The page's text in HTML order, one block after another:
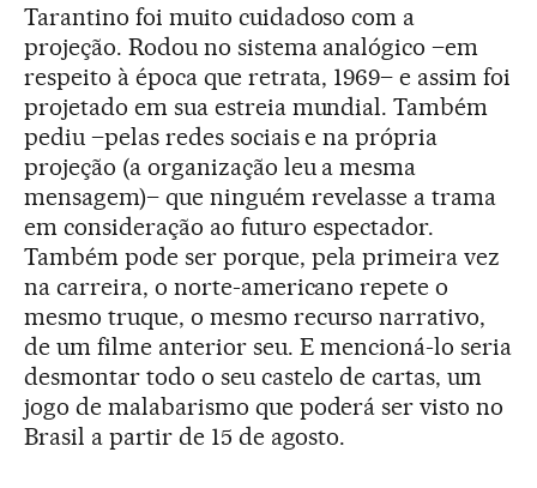
Tarantino foi muito cuidadoso com a
projeção. Rodou no sistema analógico –em
respeito à época que retrata, 1969– e assim foi
projetado em sua estreia mundial. Também
pediu –pelas redes sociais e na própria
projeção (a organização leu a mesma
mensagem)– que ninguém revelasse a trama
em consideração ao futuro espectador.
Também pode ser porque, pela primeira vez
na carreira, o norte-americano repete o
mesmo truque, o mesmo recurso narrativo,
de um filme anterior seu. E mencioná-lo seria
desmontar todo o seu castelo de cartas, um
jogo de malabarismo que poderá ser visto no
Brasil a partir de 15 de agosto.